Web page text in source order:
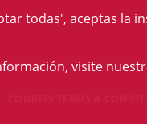
todas', aceptas la
visite